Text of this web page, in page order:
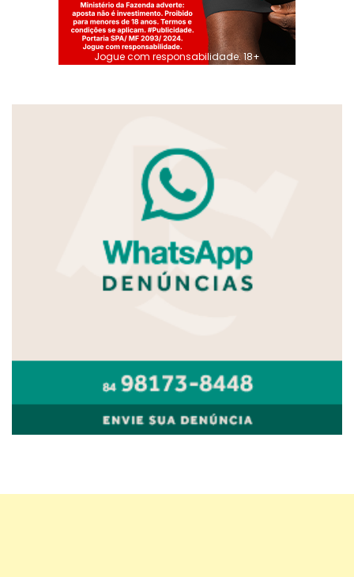
Jogue com responsabilidade. 18+